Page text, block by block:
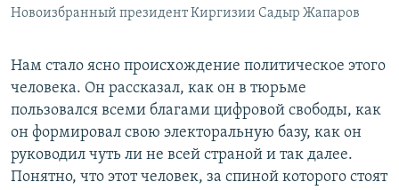
Новоизбранный президент Киргизии Садыр Жапаров
Нам стало ясно происхождение политическое этого
человека. Он рассказал, как он в тюрьме
пользовался всеми благами цифровой свободы, как
он формировал свою электоральную базу, как он
руководил чуть ли не всей страной и так далее.
Понятно, что этот человек, за спиной которого стоят